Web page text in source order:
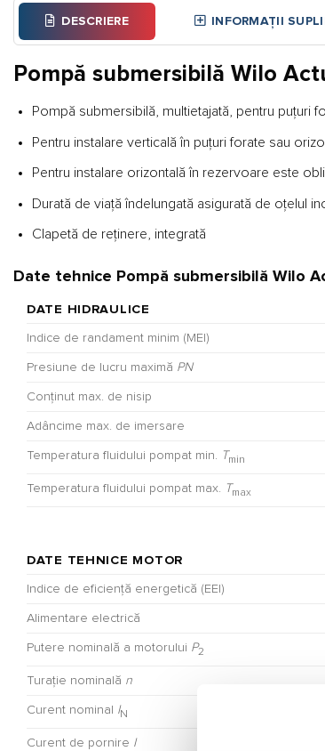
DESCRIERE INFORMAȚII
Pompă submersibilă Wilo
Pompă submersibilă, multietajată, pentru puțuri
Pentru instalare verticală în puțuri forate sau
Pentru instalare orizontală în rezervoare este
Durată de viață îndelungată asigurată de oțelul
Clapetă de reţinere, integrată
Date tehnice Pompă submersibilă Wilo
DATE HIDRAULICE
Indice de randament minim (MEI)
Presiune de lucru maximă PN
Conținut max. de nisip
Adâncime max. de imersare
Temperatura fluidului pompat min. Tmin
Temperatura fluidului pompat max. Tmax
DATE TEHNICE MOTOR
Indice de eficiență energetică (EEI)
Alimentare electrică
Putere nominală a motorului P2
Turație nominală n
Curent nominal IN
Curent de pornire I